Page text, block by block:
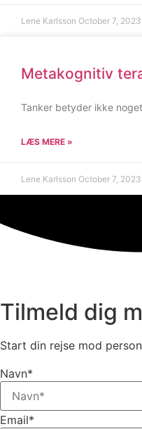
Lene Karlsson October 7, 2023
Metakognitiv
Tanker betyder ikke
LÆS MERE »
Lene Karlsson October 7, 2023
Tilmeld dig
Start din rejse mod
Navn*
Email*